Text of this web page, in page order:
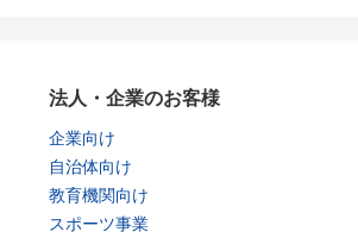
法人・企業のお客様
企業向け
自治体向け
教育機関向け
スポーツ事業